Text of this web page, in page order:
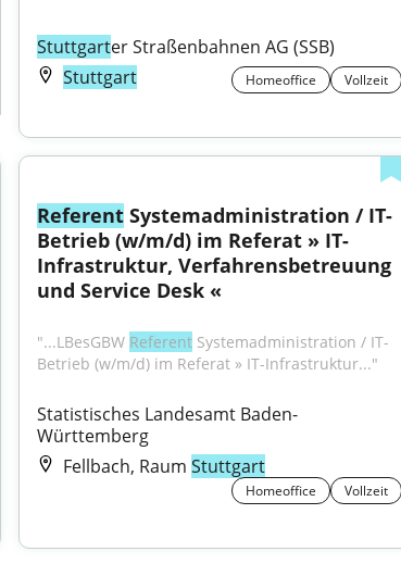
Stuttgarter Straßenbahnen AG (SSB)
Stuttgart
Homeoffice Vollzeit
Referent Systemadministration / IT-
Betrieb (w/m/d) im Referat » IT-
Infrastruktur, Verfahrensbetreuung
und Service Desk «
"...LBesGBW Referent Systemadministration / IT-
Betrieb (w/m/d) im Referat » IT-Infrastruktur..."
Statistisches Landesamt Baden-
Württemberg
Fellbach, RaumStuttgart
Homeoffice Vollzeit